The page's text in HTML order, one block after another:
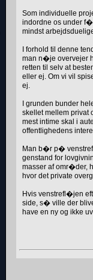
Som individuelle
indordne os under
mindst
I forhold til denne
man n�je overvejer
retten til selv at
eller ej. Om vi vil
ej.
I grunden bunder
skellet mellem privat
mest intime skal i
offentlighedens
Man b�r p�
genstand for
masser af omr�der,
hvor det private
Hvis venstrefl�jen
side, s� ville der
have en ny og ikke